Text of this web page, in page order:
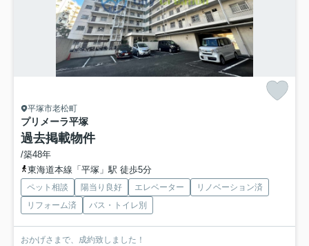
平塚市老松町
プリメーラ平塚
過去掲載物件
/築48年
東海道本線「平塚」駅 徒歩5分
ペット相談 陽当り良好 エレベーター
リノベーション済
リフォーム済
バス・トイレ別
おかげさまで、成約致しました！